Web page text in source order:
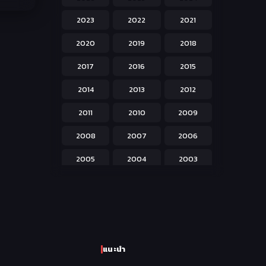
Hentai ลามก 42
Historical ประวัติศาสตร์
Horror หลอน
Isekai ต่างโลก 208
Josei สำหรับผู้หญิง
Kids สำหรับเด็ก 227
Magic เวทย์มนต์ 108
Martial Arts ศิลปะการต่อสู้ 38
Mystery ลึกลับ
2023 2022 2021
2020 2019 2018
2017 2016 2015
2014 2013 2012
2011 2010 2009
2008 2007 2006
2005 2004 2003
แนะนำ